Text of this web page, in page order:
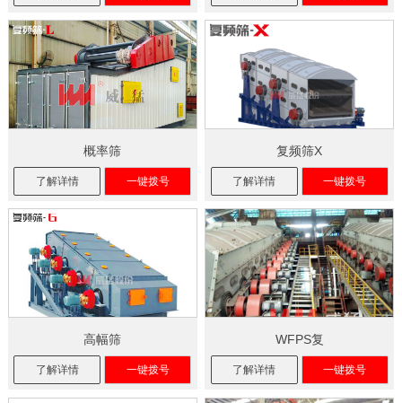
概率筛
了解详情 一键拨号
复频筛X
了解详情 一键拨号
高幅筛
了解详情 一键拨号
WFPS复
了解详情 一键拨号